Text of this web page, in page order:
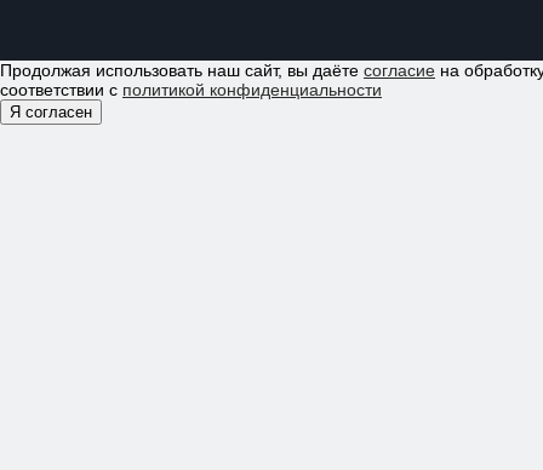
Продолжая использовать наш сайт, вы даёте согласие на
соответствии с политикой конфиденциальности
Я согласен